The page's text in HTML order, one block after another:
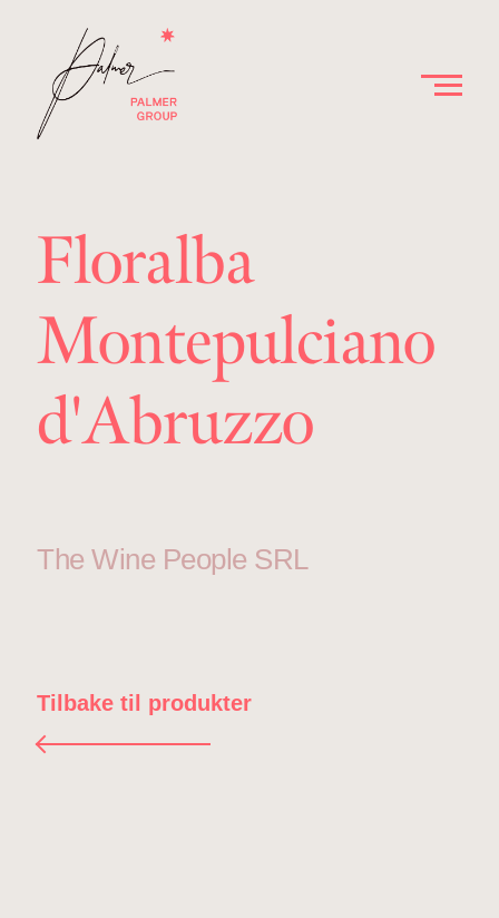
Floralba
Montepulciano
d'Abruzzo
The Wine People SRL
Tilbake til produkter